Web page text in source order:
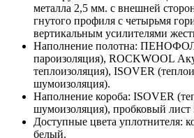
металла 2,5 мм. с внешней
гнутого профиля с четырьмя
вертикальным усилителями
Наполнение полотна: ПЕНОФОЛ
пароизоляция), ROCKWOOL
теплоизоляция), ISOVER
шумоизоляция).
Наполнение короба: ISOVER
шумоизоляция), пробковый лист
Доступные цвета уплотнителя:
белый.